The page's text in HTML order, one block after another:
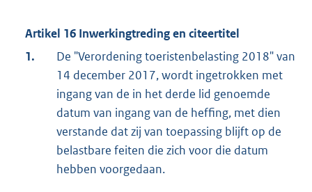
Artikel 16 Inwerkingtreding en citeertitel
1.
De "Verordening toeristenbelasting 2018" van
14 december 2017, wordt ingetrokken met
ingang van de in het derde lid genoemde
datum van ingang van de heffing, met dien
verstande dat zij van toepassing blijft op de
belastbare feiten die zich voor die datum
hebben voorgedaan.